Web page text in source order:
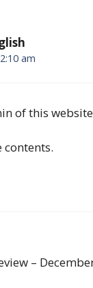
am
of this
–